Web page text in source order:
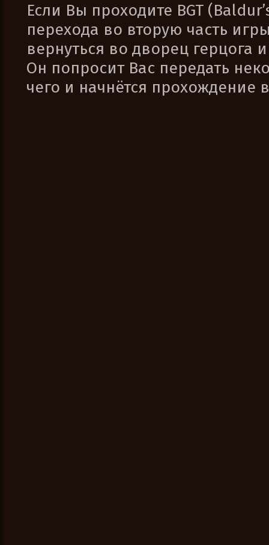
Если Вы проходите BGT
перехода во вторую часть
вернуться во дворец герцога
Он попросит Вас передать
чего и начнётся прохождение